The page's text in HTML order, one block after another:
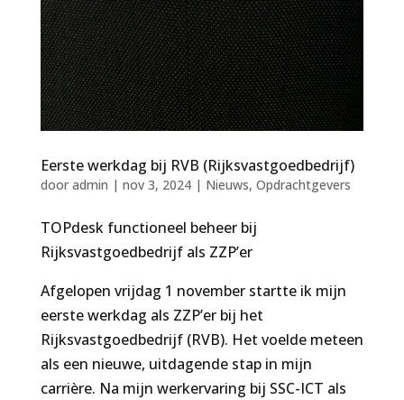
Eerste werkdag bij RVB (Rijksvastgoedbedrijf)
door admin | nov 3, 2024| Nieuws, Opdrachtgevers
TOPdesk functioneel beheer bij
Rijksvastgoedbedrijf als ZZP’er
Afgelopen vrijdag 1 november startte ik mijn
eerste werkdag als ZZP’er bij het
Rijksvastgoedbedrijf (RVB). Het voelde meteen
als een nieuwe, uitdagende stap in mijn
carrière. Na mijn werkervaring bij SSC-ICT als